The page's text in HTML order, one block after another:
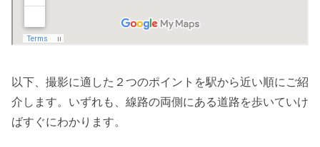
以下、撮影に適した２つのポイントを駅から近い順にご紹
介します。いずれも、線路の両側にある道路を歩いていけ
ばすぐにわかります。